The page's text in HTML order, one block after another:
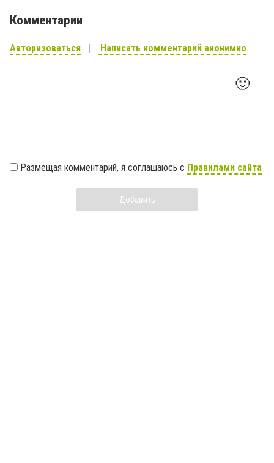
Комментарии
Авторизоваться Написать комментарий анонимно
🙂
Размещая комментарий, я соглашаюсь с Правилами сайта
Добавить